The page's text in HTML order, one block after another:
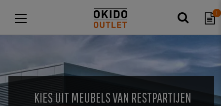
1
KIES UIT MEUBELS VAN RESTPARTIJEN